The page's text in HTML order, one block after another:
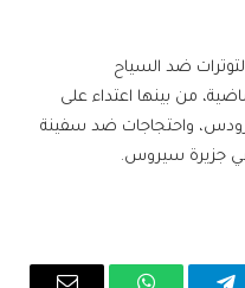
ضد السياح
من بينها اعتداء على
واحتجاجات ضد سفينة
في جزيرة سيروس.